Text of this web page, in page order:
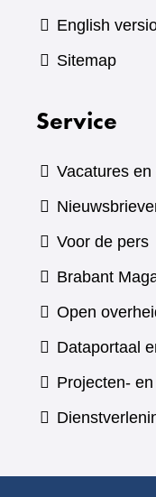
English
Sitemap
Service
Vacatures en
Voor de pers
Brabant
Open
Dataportaal
Projecten-